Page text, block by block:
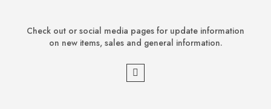
Check out or social media pages for update information
on new items, sales and general information.